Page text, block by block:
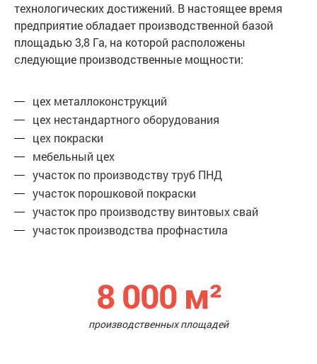
технологических достижений. В настоящее время
предприятие обладает производственной базой
площадью 3,8 Га, на которой расположены
следующие производственные мощности:
цех металлоконструкций
цех нестандартного оборудования
цех покраски
мебельный цех
участок по производству труб ПНД
участок порошковой покраски
участок про производству винтовых свай
участок производства профнастила
8 000 м²
производственных площадей